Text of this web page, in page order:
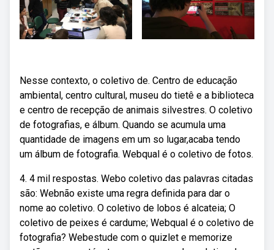
Nesse contexto, o coletivo de. Centro de educação
ambiental, centro cultural, museu do tietê e a biblioteca
e centro de recepção de animais silvestres. O coletivo
de fotografias, e álbum. Quando se acumula uma
quantidade de imagens em um so lugar,acaba tendo
um álbum de fotografia. Webqual é o coletivo de fotos.
4. 4 mil respostas. Webo coletivo das palavras citadas
são: Webnão existe uma regra definida para dar o
nome ao coletivo. O coletivo de lobos é alcateia; O
coletivo de peixes é cardume; Webqual é o coletivo de
fotografia? Webestude com o quizlet e memorize